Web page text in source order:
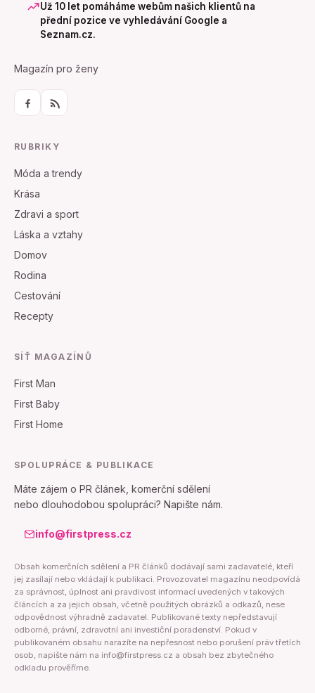
Už 10 let pomáháme webům našich klientů na
přední pozice ve vyhledávání Google a
Seznam.cz.
Magazín pro ženy
RUBRIKY
Móda a trendy
Krása
Zdravi a sport
Láska a vztahy
Domov
Rodina
Cestování
Recepty
SÍŤ MAGAZÍNŮ
First Man
First Baby
First Home
SPOLUPRÁCE & PUBLIKACE
Máte zájem o PR článek, komerční sdělení
nebo dlouhodobou spolupráci? Napište nám.
info@firstpress.cz
Obsah komerčních sdělení a PR článků dodávají sami zadavatelé, kteří
jej zasílají nebo vkládají k publikaci. Provozovatel magazínu neodpovídá
za správnost, úplnost ani pravdivost informací uvedených v takových
článcích a za jejich obsah, včetně použitých obrázků a odkazů, nese
odpovědnost výhradně zadavatel. Publikované texty nepředstavují
odborné, právní, zdravotní ani investiční poradenství. Pokud v
publikovaném obsahu narazíte na nepřesnost nebo porušení práv třetích
osob, napište nám na info@firstpress.cz a obsah bez zbytečného
odkladu prověříme.